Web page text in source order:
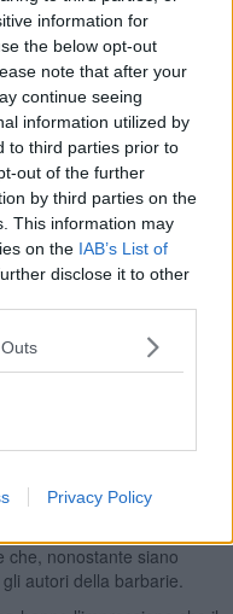
information for
the below opt-out
note that after your
continue seeing
information utilized by
to third parties prior to
out of the further
by third parties on the
This information may
on the IAB’s List of
disclose it to other
Privacy Policy
americano e di due Sten
dai resti di una
a ferraglia.
e gli altri due si
con gli sguardi.
e con un cenno
bicchieri facendo
sarebbe stata
da tempo; fu
inaspettate nel cordiale
che, scivolando
passare inosservati:
come staffetta ed era stato
sfollati di Sant’Anna; ne
richiamando tutte le
che, nonostante siano
autori della barbarie.